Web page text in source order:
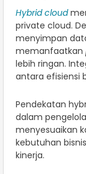
Hybrid cloud
private cloud.
menyimpan
memanfaatkan
lebih ringan.
antara efisiensi
Pendekatan
dalam
menyesuaikan
kebutuhan
kinerja.